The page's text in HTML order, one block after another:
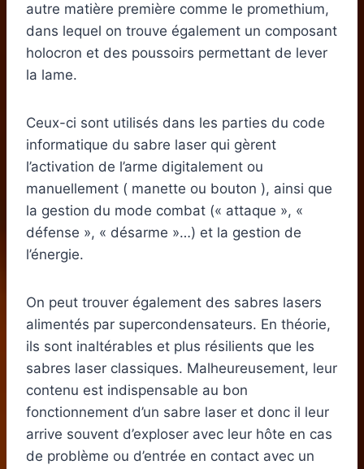
autre matière première comme le promethium,
dans lequel on trouve également un composant
holocron et des poussoirs permettant de lever
la lame.
Ceux-ci sont utilisés dans les parties du code
informatique du sabre laser qui gèrent
l’activation de l’arme digitalement ou
manuellement ( manette ou bouton ), ainsi que
la gestion du mode combat (« attaque », «
défense », « désarme »…) et la gestion de
l’énergie.
On peut trouver également des sabres lasers
alimentés par supercondensateurs. En théorie,
ils sont inaltérables et plus résilients que les
sabres laser classiques. Malheureusement, leur
contenu est indispensable au bon
fonctionnement d’un sabre laser et donc il leur
arrive souvent d’exploser avec leur hôte en cas
de problème ou d’entrée en contact avec un